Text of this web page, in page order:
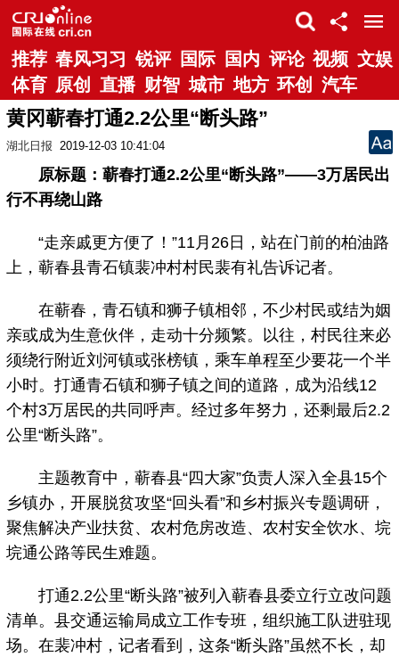
推荐 春风习习 锐评 国际 国内 评论 视频 文娱
体育 原创 直播 财智 城市 地方 环创 汽车
黄冈蕲春打通2.2公里“断头路”
湖北日报 2019-12-03 10:41:04
原标题：蕲春打通2.2公里“断头路”——3万居民出
行不再绕山路
“走亲戚更方便了！”11月26日，站在门前的柏油路
上，蕲春县青石镇裴冲村村民裴有礼告诉记者。
在蕲春，青石镇和狮子镇相邻，不少村民或结为姻
亲或成为生意伙伴，走动十分频繁。以往，村民往来必
须绕行附近刘河镇或张榜镇，乘车单程至少要花一个半
小时。打通青石镇和狮子镇之间的道路，成为沿线12
个村3万居民的共同呼声。经过多年努力，还剩最后2.2
公里“断头路”。
主题教育中，蕲春县“四大家”负责人深入全县15个
乡镇办，开展脱贫攻坚“回头看”和乡村振兴专题调研，
聚焦解决产业扶贫、农村危房改造、农村安全饮水、垸
垸通公路等民生难题。
打通2.2公里“断头路”被列入蕲春县委立行立改问题
清单。县交通运输局成立工作专班，组织施工队进驻现
场。在裴冲村，记者看到，这条“断头路”虽然不长，却